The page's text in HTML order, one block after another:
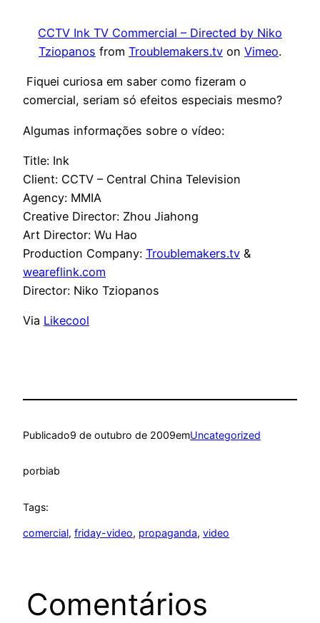
CCTV Ink TV Commercial – Directed by Niko
Tziopanos from Troublemakers.tv on Vimeo.
Fiquei curiosa em saber como fizeram o
comercial, seriam só efeitos especiais mesmo?
Algumas informações sobre o vídeo:
Title: Ink
Client: CCTV – Central China Television
Agency: MMIA
Creative Director: Zhou Jiahong
Art Director: Wu Hao
Production Company: Troublemakers.tv &
weareflink.com
Director: Niko Tziopanos
Via Likecool
Publicado9 de outubro de 2009emUncategorized
porbiab
Tags:
comercial, friday-video, propaganda, video
Comentários